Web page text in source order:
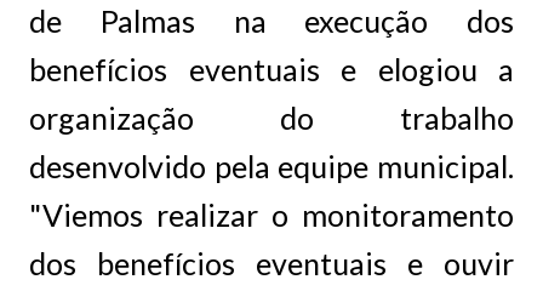
de Palmas na execução dos
benefícios eventuais e elogiou a
organização do trabalho
desenvolvido pela equipe municipal.
"Viemos realizar o monitoramento
dos benefícios eventuais e ouvir